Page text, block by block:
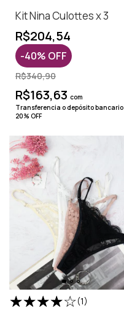
Kit Nina Culottes x 3
R$204,54
-40% OFF
R$340,90
R$163,63 com
Transferencia o depósito bancario
20% OFF
(1)